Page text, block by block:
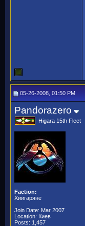
05-26-2008, 01:50 PM
Pandorazero
Higara 15th Fleet
Faction:
Хиигаряне
Join Date: Mar 2007
Location: Киев
Posts: 1,457